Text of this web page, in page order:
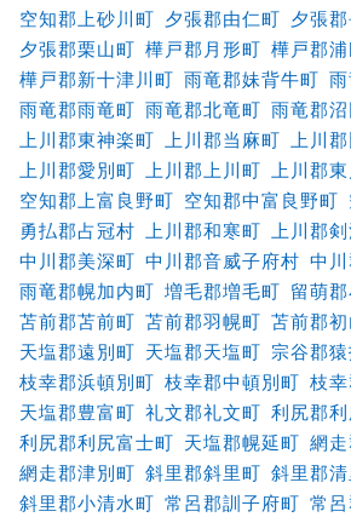
空知郡上砂川町 夕張郡由仁町 夕張
夕張郡栗山町 樺戸郡月形町 樺戸郡
樺戸郡新十津川町 雨竜郡妹背牛町
雨竜郡雨竜町 雨竜郡北竜町 雨竜郡
上川郡東神楽町
上川郡当麻町
上川
上川郡愛別町
上川郡上川町 上川郡
空知郡上富良野町 空知郡中富良野町
勇払郡占冠村
上川郡和寒町 上川郡
中川郡美深町 中川郡音威子府村 中
雨竜郡幌加内町 増毛郡増毛町 留萌
苫前郡苫前町 苫前郡羽幌町 苫前郡
天塩郡遠別町 天塩郡天塩町 宗谷郡
枝幸郡浜頓別町 枝幸郡中頓別町 枝
天塩郡豊富町 礼文郡礼文町 利尻郡
利尻郡利尻富士町 天塩郡幌延町 網
網走郡津別町 斜里郡斜里町 斜里郡
斜里郡小清水町 常呂郡訓子府町 常